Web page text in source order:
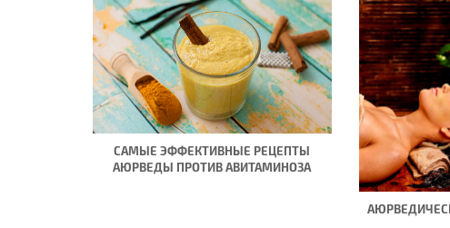
САМЫЕ ЭФФЕКТИВНЫЕ РЕЦЕПТЫ
АЮРВЕДЫ ПРОТИВ АВИТАМИНОЗА